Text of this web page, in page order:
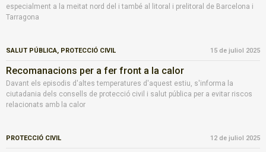
especialment a la meitat nord del i també al litoral i prelitoral de Barcelona i
Tarragona
SALUT PÚBLICA, PROTECCIÓ CIVIL 15 de juliol 2025
Recomanacions per a fer front a la calor
Davant els episodis d'altes temperatures d'aquest estiu, s'informa la
ciutadania dels consells de protecció civil i salut pública per a evitar riscos
relacionats amb la calor
PROTECCIÓ CIVIL 12 de juliol 2025